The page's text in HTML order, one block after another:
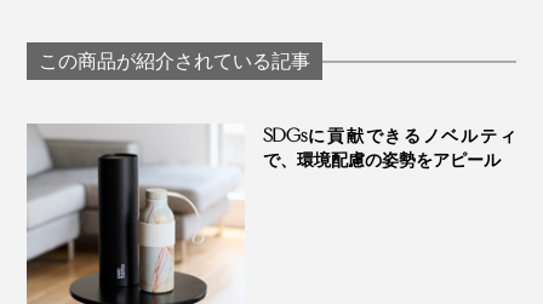
もちろん普通のキャンドルのように火を灯す使い方も。
パッケージを開けると、可愛いマッチが一箱ついてい
て、心がキュンとします。
木製芯のアロマキャ
ンドル｜GREEN
製芯と3層の香りの
変化が楽しめる「ア
WoodWick ウッド
ウィック
この商品が紹介されている記事
SDGsに貢献できるノベルティ
で、環境配慮の姿勢をアピール